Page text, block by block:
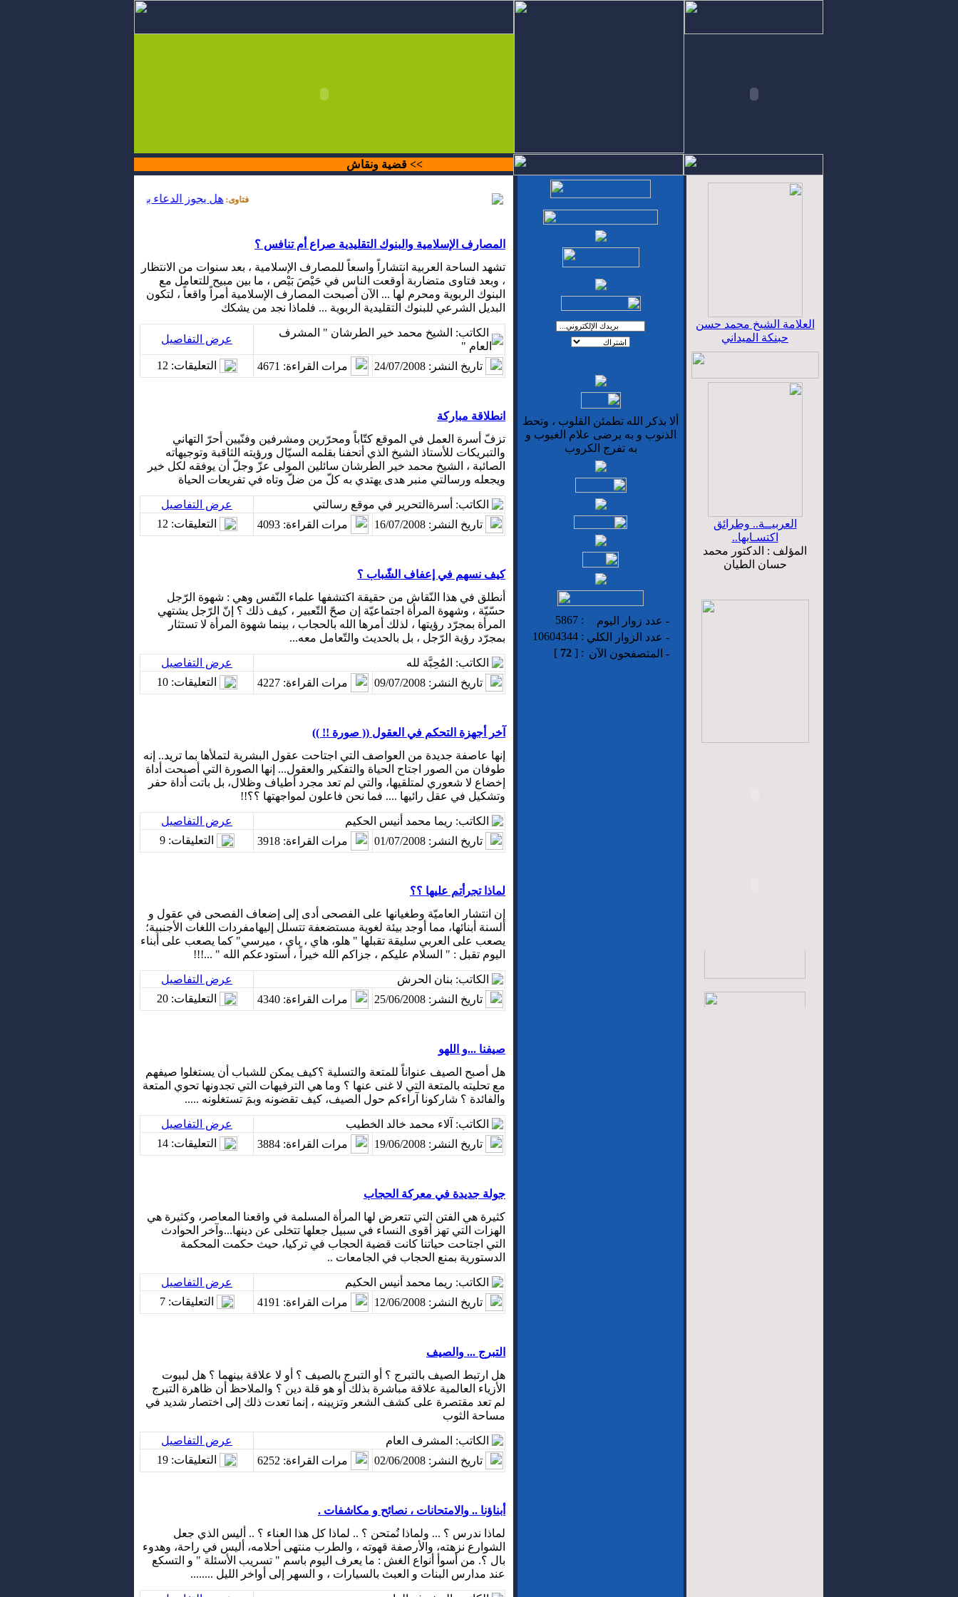
>> قضية ونقاش
فتاوى:هل يجوز الدعاء بهذه الصيغة : " اللهم لا نسألك رد
المصارف الإسلامية والبنوك التقليدية صراع أم تنافس ؟
تشهد الساحة العربية انتشاراً واسعاً للمصارف الإسلامية ، بعد سنوات من الانتظار
، وبعد فتاوى متضاربة أوقعت الناس في حَيْصَ بَيْص ، ما بين مبيح للتعامل مع
البنوك الربوية ومحرم لها ... الآن أصبحت المصارف الإسلامية أمراً واقعاً ، لتكون
البديل الشرعي للبنوك التقليدية الربوية ... فلماذا نجد من يشكك
عرض التفاصيل
الكاتب: الشيخ محمد خير الطرشان " المشرف
العام "
التعليقات: 12 مرات القراءة: 4671 تاريخ النشر: 24/07/2008
انطلاقة مباركة
تزفّ أسرة العمل في الموقع كتّاباً ومحرّرين ومشرفين وفنّيين أحرّ التهاني
والتبريكات للأستاذ الشيخ الذي أتحفنا بقلمه السيّال ورؤيته الثاقبة وتوجيهاته
الصائبة ، الشيخ محمد خير الطرشان سائلين المولى عزّ وجلّ أن يوفقه لكل خير
ويجعله ورسالتي منبر هدى يهتدي به كلّ من ضلّ وتاه في تفريعات الحياة
عرض التفاصيل
الكاتب: أسرةالتحرير في موقع رسالتي
التعليقات: 12 مرات القراءة: 4093 تاريخ النشر: 16/07/2008
كيف نسهم في إعفاف الشّباب ؟
أنطلق في هذا النّقاش من حقيقة اكتشفها علماء النّفس وهي : شهوة الرّجل
حسّيّة ، وشهوة المرأة اجتماعيّة إن صحّ التّعبير ، كيف ذلك ؟ إنّ الرّجل يشتهي
المرأة بمجرّد رؤيتها ، لذلك أمرها الله بالحجاب ، بينما شهوة المرأة لا تستثار
بمجرّد رؤية الرّجل ، بل بالحديث والتّعامل معه...
عرض التفاصيل
الكاتب: المُحِبَّة لله
التعليقات: 10 مرات القراءة: 4227 تاريخ النشر: 09/07/2008
آخر أجهزة التحكم في العقول (( صورة !! ))
إنها عاصفة جديدة من العواصف التي اجتاحت عقول البشرية لتملأها بما تريد.. إنه
طوفان من الصور اجتاح الحياة والتفكير والعقول... إنها الصورة التي أصبحت أداة
إخضاع لا شعوري لمتلقيها، والتي لم تعد مجرد أطياف وظلال، بل باتت أداة حفر
وتشكيل في عقل رائيها .... فما نحن فاعلون لمواجهتها ؟؟!!
عرض التفاصيل
الكاتب: ريما محمد أنيس الحكيم
التعليقات: 9 مرات القراءة: 3918 تاريخ النشر: 01/07/2008
لماذا تجرأتم عليها ؟؟
إن انتشار العاميّة وطغيانها على الفصحى أدى إلى إضعاف الفصحى في عقول و
ألسنة أبنائها، مما أوجد بيئة لغوية مستضعفة تتسلل إليهامفردات اللغات الأجنبية؛
يصعب على العربي سليقة تقبلها " هلو، هاي ، باي ، ميرسي" كما يصعب على أبناء
اليوم تقبل : " السلام عليكم ، جزاكم الله خيراً ، أستودعكم الله " ...!!!
عرض التفاصيل
الكاتب: بنان الحرش
التعليقات: 20 مرات القراءة: 4340 تاريخ النشر: 25/06/2008
صيفنا ...و اللهو
هل أصبح الصيف عنواناً للمتعة والتسلية ؟كيف يمكن للشباب أن يستغلوا صيفهم
مع تحليته بالمتعة التي لا غنى عنها ؟ وما هي الترفيهات التي تجدونها تحوي المتعة
والفائدة ؟ شاركونا آراءكم حول الصيف، كيف تقضونه وبمَ تستغلونه .....
عرض التفاصيل
الكاتب: آلاء محمد خالد الخطيب
التعليقات: 14 مرات القراءة: 3884 تاريخ النشر: 19/06/2008
جولة جديدة في معركة الحجاب
كثيرة هي الفتن التي تتعرض لها المرأة المسلمة في واقعنا المعاصر، وكثيرة هي
الهزات التي تهز أقوى النساء في سبيل جعلها تتخلى عن دينها...وآخر الحوادث
التي اجتاحت حياتنا كانت قضية الحجاب في تركيا، حيث حكمت المحكمة
الدستورية بمنع الحجاب في الجامعات ..
عرض التفاصيل
الكاتب: ريما محمد أنيس الحكيم
التعليقات: 7 مرات القراءة: 4191 تاريخ النشر: 12/06/2008
التبرج ... والصيف
هل ارتبط الصيف بالتبرج ؟ أو التبرج بالصيف ؟ أو لا علاقة بينهما ؟ هل لبيوت
الأزياء العالمية علاقة مباشرة بذلك أو هو قلة دين ؟ والملاحظ أن ظاهرة التبرج
لم تعد مقتصرة على كشف الشعر وتزيينه ، إنما تعدت ذلك إلى اختصار شديد في
مساحة الثوب
عرض التفاصيل
الكاتب: المشرف العام
التعليقات: 19 مرات القراءة: 6252 تاريخ النشر: 02/06/2008
أبناؤنا .. والامتحانات ، نصائح و مكاشفات .
لماذا ندرس ؟ ... ولماذا نُمتحن ؟ .. لماذا كل هذا العناء ؟ .. أليس الذي جعل
الشوارع نزهته، والأرصفة قهوته ، والطرب منتهى أحلامه، أليس في راحة، وهدوء
بال ؟. من أسوأ أنواع الغش : ما يعرف اليوم باسم " تسريب الأسئلة " و التسكع
عند مدارس البنات و العبث بالسيارات ، و السهر إلى أواخر الليل ........
ألا بذكر الله تطمئن القلوب ، وتحط
الذنوب و به يرضى علام الغيوب و
به تفرج الكروب
5867 : - عدد زوار اليوم
10604344 : - عدد الزوار الكلي
[
72
] : - المتصفحون الآن
العلامة الشيخ محمد حسن
حبنكة الميداني
العربيــة.. وطرائق
اكتسـابها..
المؤلف : الدكتور محمد
حسان الطيان